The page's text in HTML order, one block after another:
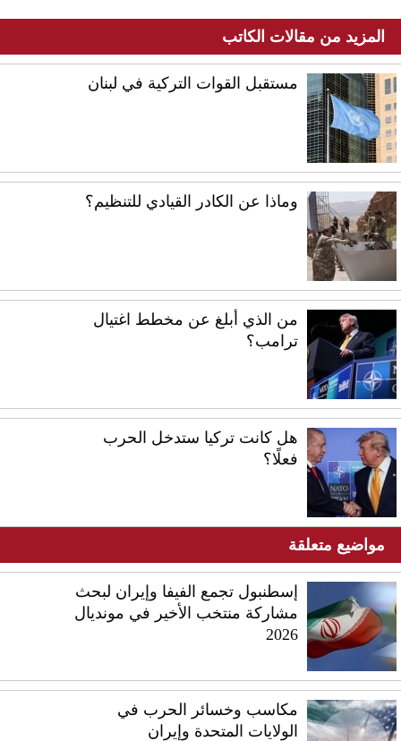
المزيد من مقالات الكاتب
مستقبل القوات التركية في لبنان
وماذا عن الكادر القيادي للتنظيم؟
من الذي أبلغ عن مخطط اغتيال
ترامب؟
هل كانت تركيا ستدخل الحرب
فعلًا؟
مواضيع متعلقة
إسطنبول تجمع الفيفا وإيران لبحث
مشاركة منتخب الأخير في مونديال
2026
مكاسب وخسائر الحرب في
الولايات المتحدة وإيران